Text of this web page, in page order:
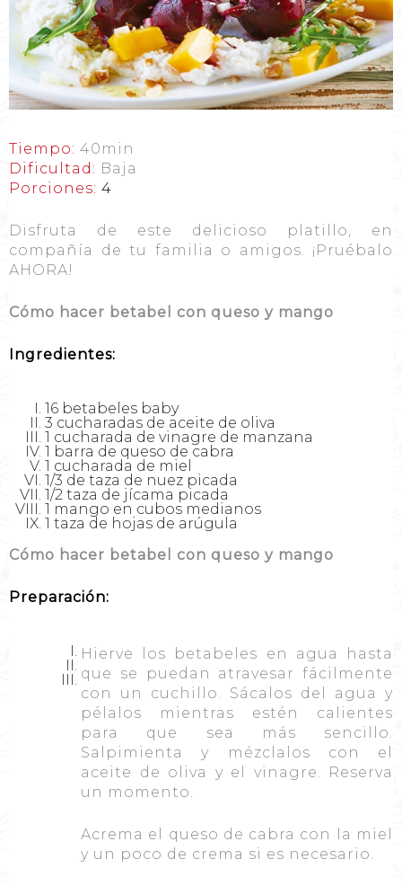
Tiempo: 40min
Dificultad: Baja
Porciones: 4
Disfruta de este delicioso platillo, en
compañía de tu familia o amigos. ¡Pruébalo
AHORA!
Cómo hacer betabel con queso y mango
Ingredientes:
16 betabeles baby
3 cucharadas de aceite de oliva
1 cucharada de vinagre de manzana
1 barra de queso de cabra
1 cucharada de miel
1/3 de taza de nuez picada
1/2 taza de jícama picada
1 mango en cubos medianos
1 taza de hojas de arúgula
Cómo hacer betabel con queso y mango
Preparación:
Hierve los betabeles en agua hasta
que se puedan atravesar fácilmente
con un cuchillo. Sácalos del agua y
pélalos mientras estén calientes
para que sea más sencillo.
Salpimienta y mézclalos con el
aceite de oliva y el vinagre. Reserva
un momento.
Acrema el queso de cabra con la miel
y un poco de crema si es necesario.